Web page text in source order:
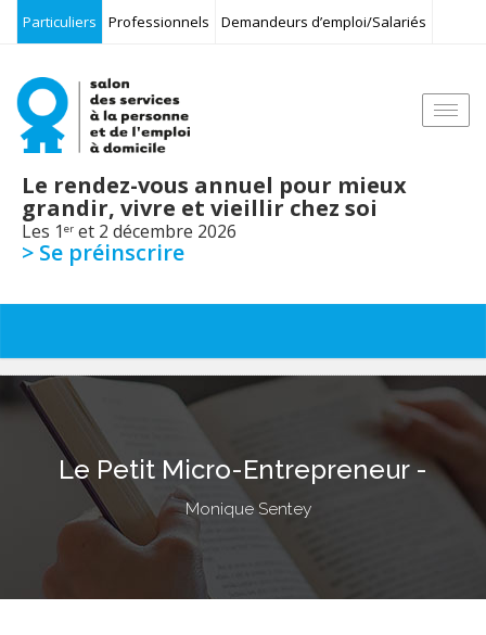
Particuliers Professionnels Demandeurs d’emploi/Salariés
Le rendez-vous annuel pour mieux
grandir, vivre et vieillir chez soi
Les 1 er et 2 décembre 2026
> Se préinscrire
Le Petit Micro-Entrepreneur -
Monique Sentey